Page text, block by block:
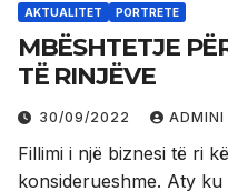
AKTUALITET PORTRETE
MBËSHTETJE
TË RINJËVE
30/09/2022 ADMINI
Fillimi i një biznesi të ri
konsiderueshme. Aty